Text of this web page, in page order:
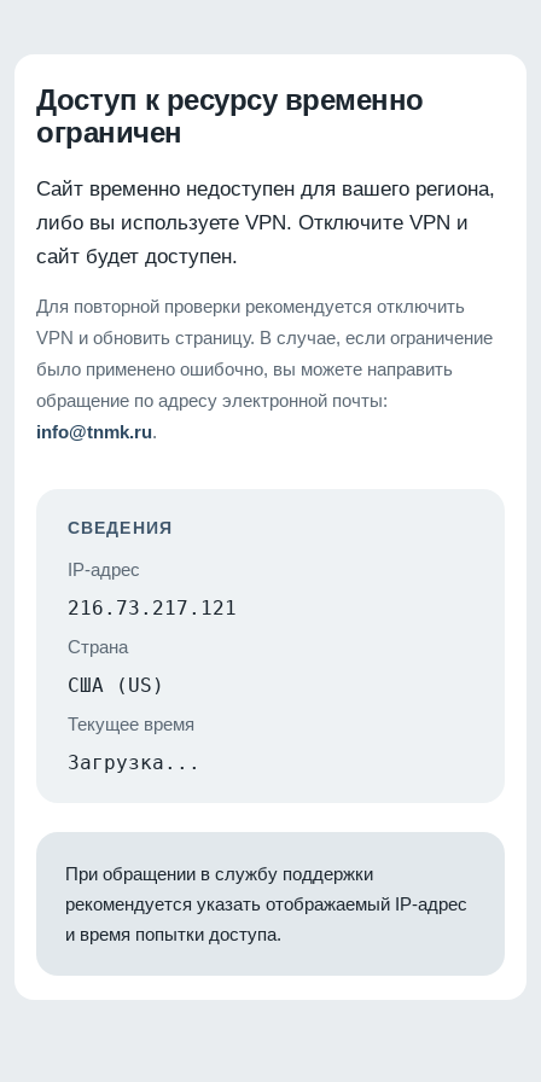
Доступ к ресурсу временно
ограничен
Сайт временно недоступен для вашего региона,
либо вы используете VPN. Отключите VPN и
сайт будет доступен.
Для повторной проверки рекомендуется отключить
VPN и обновить страницу. В случае, если ограничение
было применено ошибочно, вы можете направить
обращение по адресу электронной почты:
info@tnmk.ru.
СВЕДЕНИЯ
IP-адрес
216.73.217.121
Страна
США (US)
Текущее время
Загрузка...
При обращении в службу поддержки
рекомендуется указать отображаемый IP-адрес
и время попытки доступа.